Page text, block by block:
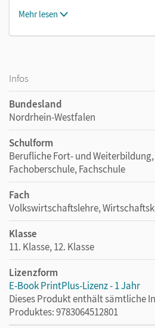
Mehr lesen
Infos
Bundesland
Nordrhein-Westfalen
Schulform
Berufliche Fort- und
Fachoberschule, Fachschule
Fach
Volkswirtschaftslehre,
Klasse
11. Klasse, 12. Klasse
Lizenzform
E-Book PrintPlus-Lizenz - 1 Jahr
Dieses Produkt enthält sämtliche
Produktes: 9783064512801